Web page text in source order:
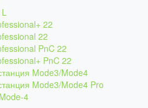
22
22
PnC 22
PnC 22
Mode3/Mode4
Mode3/Mode4 Pro
4